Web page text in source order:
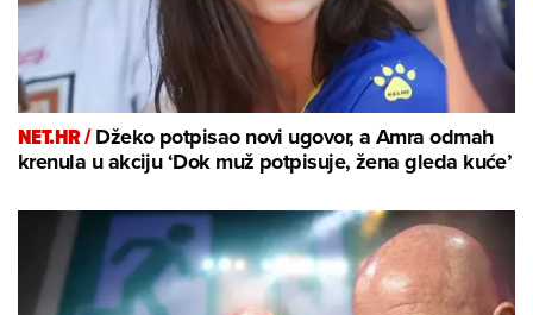
NET.HR /Džeko potpisao novi ugovor, a Amra odmah
krenula u akciju ‘Dok muž potpisuje, žena gleda kuće’